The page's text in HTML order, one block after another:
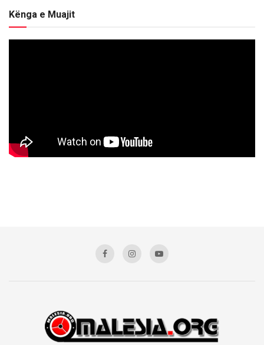
Kënga e Muajit